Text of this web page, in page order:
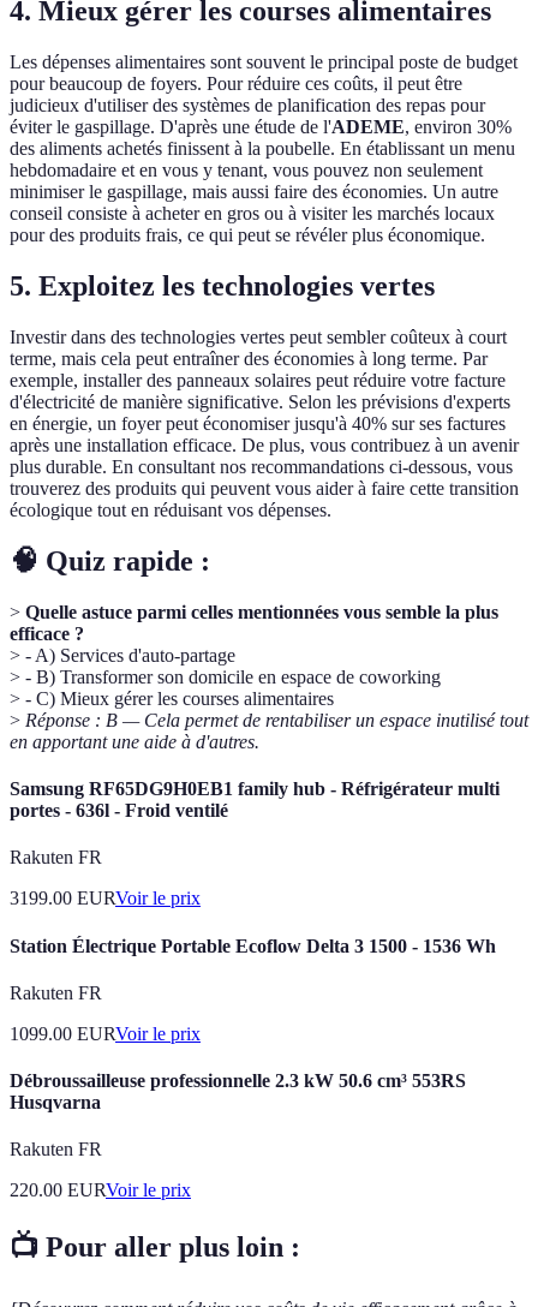
4. Mieux gérer les courses alimentaires
Les dépenses alimentaires sont souvent le principal poste de budget
pour beaucoup de foyers. Pour réduire ces coûts, il peut être
judicieux d'utiliser des systèmes de planification des repas pour
éviter le gaspillage. D'après une étude de l'ADEME, environ 30%
des aliments achetés finissent à la poubelle. En établissant un menu
hebdomadaire et en vous y tenant, vous pouvez non seulement
minimiser le gaspillage, mais aussi faire des économies. Un autre
conseil consiste à acheter en gros ou à visiter les marchés locaux
pour des produits frais, ce qui peut se révéler plus économique.
5. Exploitez les technologies vertes
Investir dans des technologies vertes peut sembler coûteux à court
terme, mais cela peut entraîner des économies à long terme. Par
exemple, installer des panneaux solaires peut réduire votre facture
d'électricité de manière significative. Selon les prévisions d'experts
en énergie, un foyer peut économiser jusqu'à 40% sur ses factures
après une installation efficace. De plus, vous contribuez à un avenir
plus durable. En consultant nos recommandations ci-dessous, vous
trouverez des produits qui peuvent vous aider à faire cette transition
écologique tout en réduisant vos dépenses.
🧠 Quiz rapide :
> Quelle astuce parmi celles mentionnées vous semble la plus
efficace ?
> - A) Services d'auto-partage
> - B) Transformer son domicile en espace de coworking
> - C) Mieux gérer les courses alimentaires
> Réponse : B — Cela permet de rentabiliser un espace inutilisé tout
en apportant une aide à d'autres.
Samsung RF65DG9H0EB1 family hub - Réfrigérateur multi
portes - 636l - Froid ventilé
Rakuten FR
3199.00 EURVoir le prix
Station Électrique Portable Ecoflow Delta 3 1500 - 1536 Wh
Rakuten FR
1099.00 EURVoir le prix
Débroussailleuse professionnelle 2.3 kW 50.6 cm³ 553RS
Husqvarna
Rakuten FR
220.00 EURVoir le prix
📺 Pour aller plus loin :